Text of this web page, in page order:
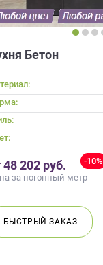
Бетон
-10%
48 202 руб.
за погонный метр
БЫСТРЫЙЗАКАЗ